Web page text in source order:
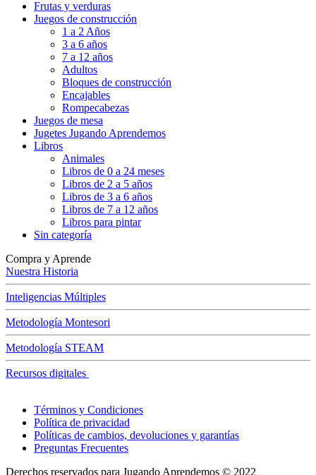
Frutas y verduras
Juegos de construcción
1 a 2 Años
3 a 6 años
7 a 12 años
Adultos
Bloques de construcción
Encajables
Rompecabezas
Juegos de mesa
Jugetes Jugando Aprendemos
Libros
Animales
Libros de 0 a 24 meses
Libros de 2 a 5 años
Libros de 3 a 6 años
Libros de 7 a 12 años
Libros para pintar
Sin categoría
Compra y Aprende
Nuestra Historia
Inteligencias Múltiples
Metodología Montesori
Metodología STEAM
Recursos digitales
Términos y Condiciones
Política de privacidad
Políticas de cambios, devoluciones y garantías
Preguntas Frecuentes
Derechos reservados para Jugando Aprendemos © 2022